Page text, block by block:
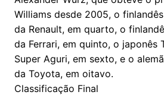
Williams desde 2005, o
da Renault, em quarto, o
da Ferrari, em quinto, o japonês
Super Aguri, em sexto, e o
da Toyota, em oitavo.
Classificação Final